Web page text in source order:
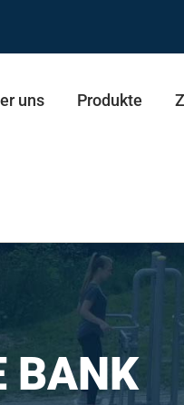
uns Produkte
Schultertrainer Duo
Skifahrer Duo
BANK